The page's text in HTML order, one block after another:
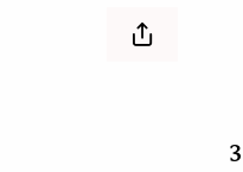
العودة إلى المشاركة في الانتخابات المقررة منتصف 2026، وهي نفسها التي قاطعت انتخابات يونيو/حزيران 2021 رفقة 3